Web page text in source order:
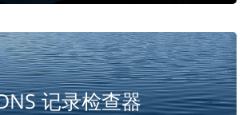
记录检查器